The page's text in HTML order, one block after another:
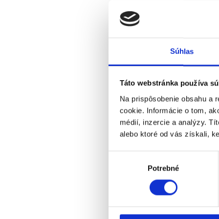
Súhlas
Táto webstránka používa
Na prispôsobenie obsahu a
cookie. Informácie o tom,
médií, inzercie a analýzy.
alebo ktoré od vás získali,
Potrebné